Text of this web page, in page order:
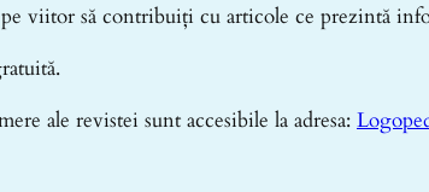
viitor să contribuiți cu articole ce prezintă
ale revistei sunt accesibile la adresa: